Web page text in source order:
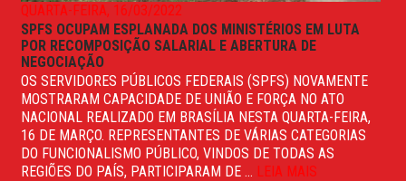
QUARTA-FEIRA, 16/03/2022
SPFS OCUPAM ESPLANADA DOS MINISTÉRIOS EM LUTA
POR RECOMPOSIÇÃO SALARIAL E ABERTURA DE
NEGOCIAÇÃO
OS SERVIDORES PÚBLICOS FEDERAIS (SPFS) NOVAMENTE
MOSTRARAM CAPACIDADE DE UNIÃO E FORÇA NO ATO
NACIONAL REALIZADO EM BRASÍLIA NESTA QUARTA-FEIRA,
16 DE MARÇO. REPRESENTANTES DE VÁRIAS CATEGORIAS
DO FUNCIONALISMO PÚBLICO, VINDOS DE TODAS AS
REGIÕES DO PAÍS, PARTICIPARAM DE ... LEIA MAIS